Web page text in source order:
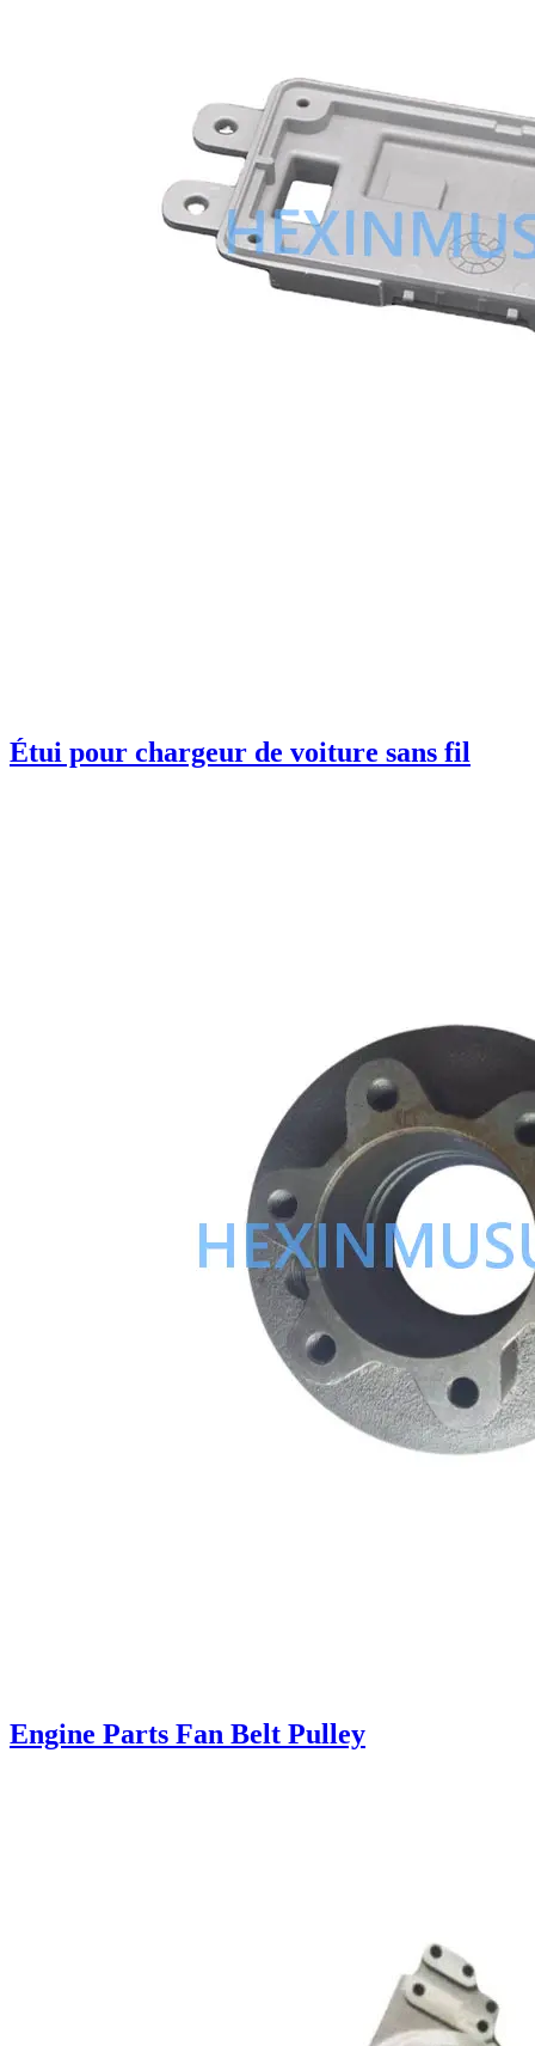
Étui pour chargeur de voiture sans fil
Engine Parts Fan Belt Pulley